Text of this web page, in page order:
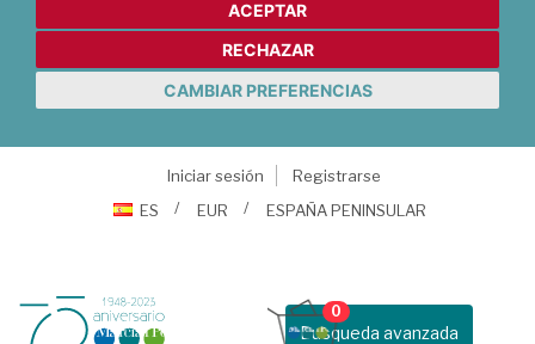
ACEPTAR
RECHAZAR
CAMBIAR PREFERENCIAS
Iniciar sesión
Registrarse
ES
EUR ESPAÑA PENINSULAR
Busqueda avanzada
0